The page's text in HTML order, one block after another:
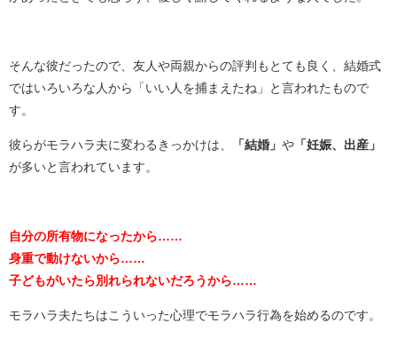
そんな彼だったので、友人や両親からの評判もとても良く、結婚式
ではいろいろな人から「いい人を捕まえたね」と言われたもので
す。
彼らがモラハラ夫に変わるきっかけは、 「結婚」 や 「妊娠、出産」
が多いと言われています。
自分の所有物になったから……
身重で動けないから……
子どもがいたら別れられないだろうから……
モラハラ夫たちはこういった心理でモラハラ行為を始めるのです。